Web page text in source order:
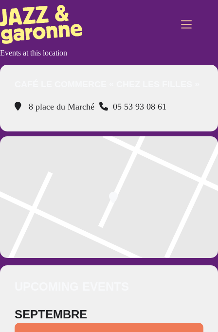
au
contenu
Events at this location
8 place du Marché 05 53 93 08 61
SEPTEMBRE